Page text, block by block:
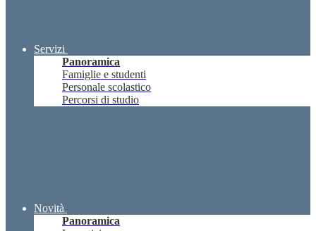
Servizi
Panoramica
Famiglie e studenti
Personale scolastico
Percorsi di studio
Novità
Panoramica